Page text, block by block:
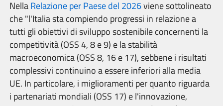
NellaRelazione per Paese del 2026viene sottolineato
che "l'Italia sta compiendo progressi in relazione a
tutti gli obiettivi di sviluppo sostenibile concernenti la
competitività (OSS 4, 8 e 9) e la stabilità
macroeconomica (OSS 8, 16 e 17), sebbene i risultati
complessivi continuino a essere inferiori alla media
UE. In particolare, i miglioramenti per quanto riguarda
i partenariati mondiali (OSS 17) e l'innovazione,